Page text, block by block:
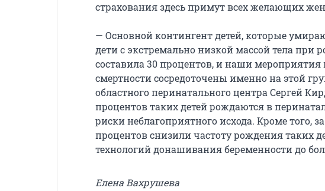
страхования здесь примут всех желающих
— Основной контингент детей, которые
дети с экстремально низкой массой тела при
составила 30 процентов, и наши
смертности сосредоточены именно на этой
областного перинатального центра Сергей
процентов таких детей рождаются в
риски неблагоприятного исхода. Кроме того,
процентов снизили частоту рождения таких
технологий донашивания беременности до
Елена Вахрушева